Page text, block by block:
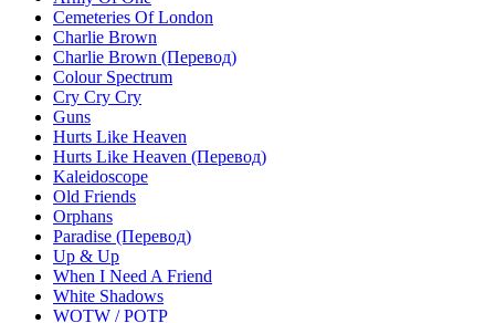
Cemeteries Of London
Charlie Brown
Charlie Brown (Перевод)
Colour Spectrum
Cry Cry Cry
Guns
Hurts Like Heaven
Hurts Like Heaven (Перевод)
Kaleidoscope
Old Friends
Orphans
Paradise (Перевод)
Up & Up
When I Need A Friend
White Shadows
WOTW / POTP